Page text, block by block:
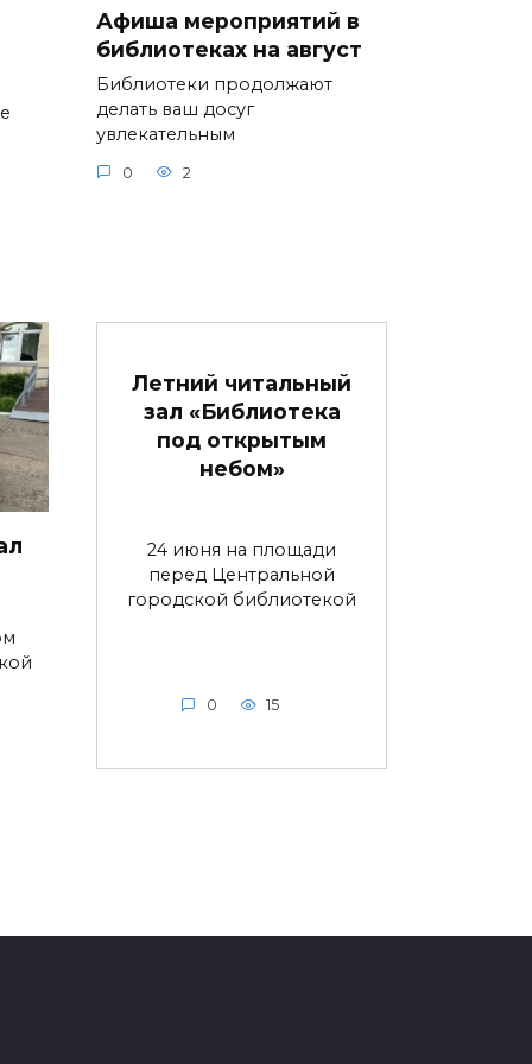
Афиша мероприятий в
библиотеках на август
Библиотеки продолжают
делать ваш досуг
увлекательным
0 2
Летний читальный
зал «Библиотека
под открытым
небом»
24 июня на площади
перед Центральной
городской библиотекой
0 15